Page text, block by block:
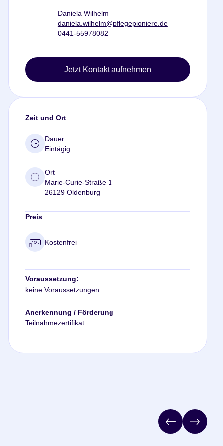
Daniela Wilhelm
daniela.wilhelm@pflegepioniere.de
0441-55978082
Jetzt Kontakt aufnehmen
Zeit und Ort
Dauer
Eintägig
Ort
Marie-Curie-Straße 1
26129 Oldenburg
Preis
Kostenfrei
Voraussetzung:
keine Voraussetzungen
Anerkennung / Förderung
Teilnahmezertifikat